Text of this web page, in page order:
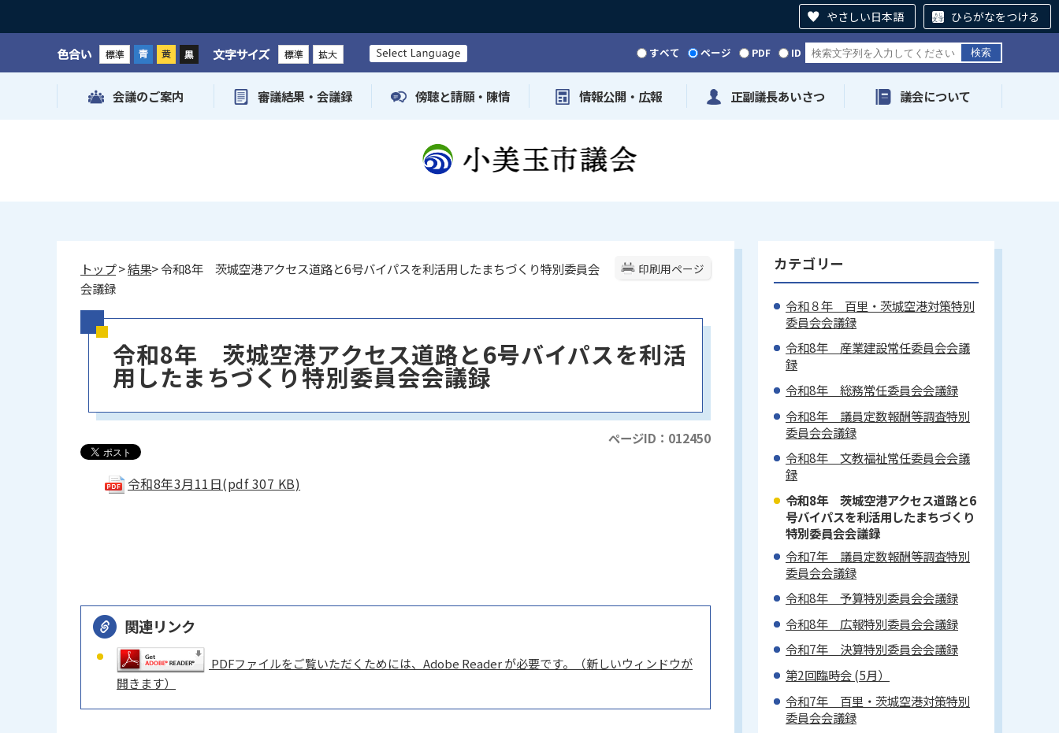
やさしい日本語 ひらがなをつける
色合い 文字サイズ すべて ページ PDF ID
会議のご案内 審議結果・会議録 傍聴と請願・陳情 情報公開・広報 正副議長あいさつ 議会について
印刷用ページ
トップ>結果> 令和8年 茨城空港アクセス道路と6号バイパスを利活用したまちづくり特別委員会
会議録
令和8年 茨城空港アクセス道路と6号バイパスを利活
用したまちづくり特別委員会会議録
ページID：012450
令和8年3月11日(pdf 307 KB)
関連リンク
PDFファイルをご覧いただくためには、Adobe Reader が必要です。（新しいウィンドウが
開きます）
カテゴリー
令和８年 百里・茨城空港対策特別
委員会会議録
令和8年 産業建設常任委員会会議
録
令和8年 総務常任委員会会議録
令和8年 議員定数報酬等調査特別
委員会会議録
令和8年 文教福祉常任委員会会議
録
令和8年 茨城空港アクセス道路と6
号バイパスを利活用したまちづくり
特別委員会会議録
令和7年 議員定数報酬等調査特別
委員会会議録
令和8年 予算特別委員会会議録
令和8年 広報特別委員会会議録
令和7年 決算特別委員会会議録
第2回臨時会 (5月）
令和7年 百里・茨城空港対策特別
委員会会議録